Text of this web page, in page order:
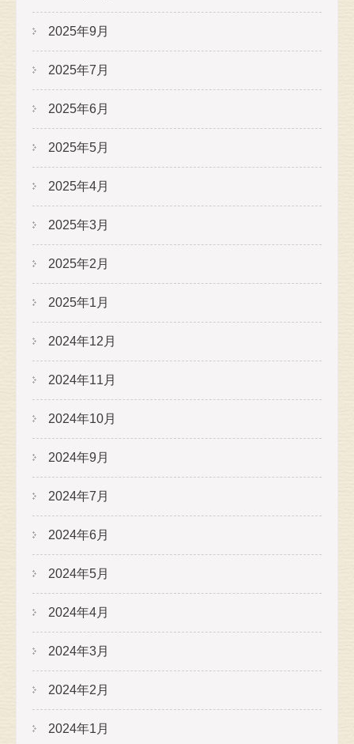
2025年9月
2025年7月
2025年6月
2025年5月
2025年4月
2025年3月
2025年2月
2025年1月
2024年12月
2024年11月
2024年10月
2024年9月
2024年7月
2024年6月
2024年5月
2024年4月
2024年3月
2024年2月
2024年1月